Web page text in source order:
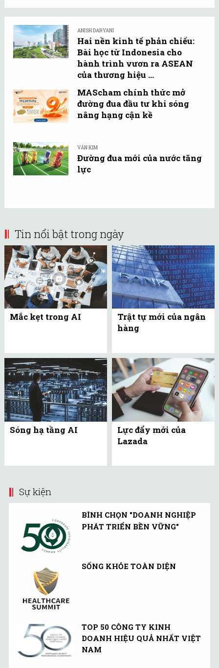
ANISH DARYANI
Hai nền kinh tế phản chiếu:
Bài học từ Indonesia cho
hành trình vươn ra ASEAN
của thương hiệu ...
MAScham chính thức mở
đường đua đầu tư khi sóng
nâng hạng cận kề
VĂN KIM
Đường đua mới của nước tăng
lực
Tin nổi bật trong ngày
Mắc kẹt trong AI
Trật tự mới của ngân
hàng
Sóng hạ tầng AI
Lực đẩy mới của
Lazada
Sự kiện
BÌNH CHỌN "DOANH NGHIỆP
PHÁT TRIỂN BỀN VỮNG"
SỐNG KHỎE TOÀN DIỆN
TOP 50 CÔNG TY KINH
DOANH HIỆU QUẢ NHẤT VIỆT
NAM